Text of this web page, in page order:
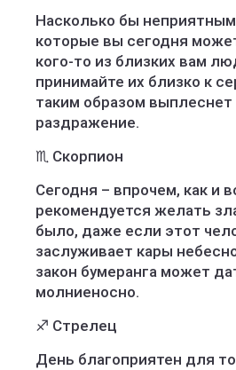
Насколько бы
которые вы сегодня
кого-то из близких вам
принимайте их близко к
таким образом
раздражение.
♏️ Скорпион
Сегодня – впрочем, как и
рекомендуется желать
было, даже если этот
заслуживает кары
закон бумеранга может
молниеносно.
♐️ Стрелец
День благоприятен для